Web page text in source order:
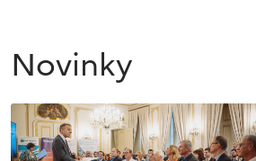
Novinky